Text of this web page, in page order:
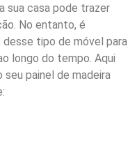
sua casa pode trazer
No entanto, é
tipo de móvel para
longo do tempo. Aqui
painel de madeira